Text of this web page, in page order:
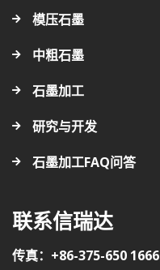
模压石墨
中粗石墨
石墨加工
研究与开发
石墨加工FAQ问答
联系信瑞达
传真：+86-375-650 1666